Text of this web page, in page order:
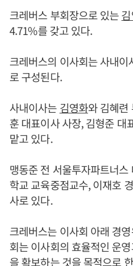
크레버스 부회장으로 있는
4.71%를 갖고 있다.
크레버스의 이사회는 사내
로 구성된다.
사내이사는 김영화와 김혜련
훈 대표이사 사장, 김형준 대
맡고 있다.
맹동준 전 서울투자파트너
학교 교육중점교수, 이재호
사로 있다.
크레버스는 이사회 아래 경
회는 이사회의 효율적인 운
을 확보하는 것을 목적으로